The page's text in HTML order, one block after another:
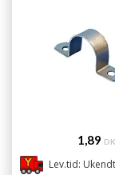
1,89
Lev.tid: